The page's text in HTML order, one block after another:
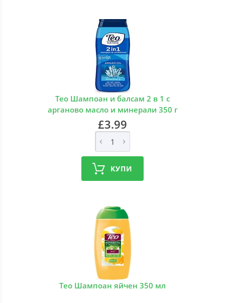
Тео Шампоан и балсам 2 в 1 с
арганово масло и минерали 350 г
£3.99
КУПИ
Тео Шампоан яйчен 350 мл